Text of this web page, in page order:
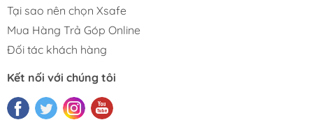
Tại sao nên chọn Xsafe
Mua Hàng Trả Góp Online
Đối tác khách hàng
Kết nối với chúng tôi